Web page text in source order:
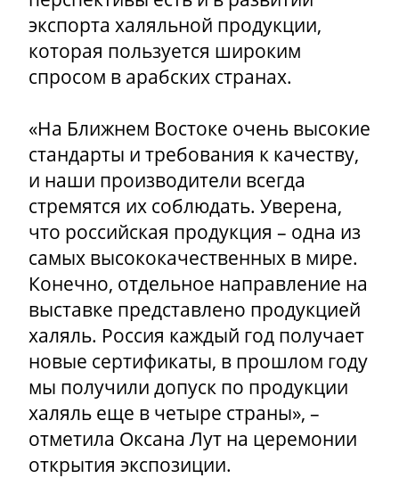
экспорта халяльной продукции,
которая пользуется широким
спросом в арабских странах.
«На Ближнем Востоке очень высокие
стандарты и требования к качеству,
и наши производители всегда
стремятся их соблюдать. Уверена,
что российская продукция – одна из
самых высококачественных в мире.
Конечно, отдельное направление на
выставке представлено продукцией
халяль. Россия каждый год получает
новые сертификаты, в прошлом году
мы получили допуск по продукции
халяль еще в четыре страны», –
отметила Оксана Лут на церемонии
открытия экспозиции.